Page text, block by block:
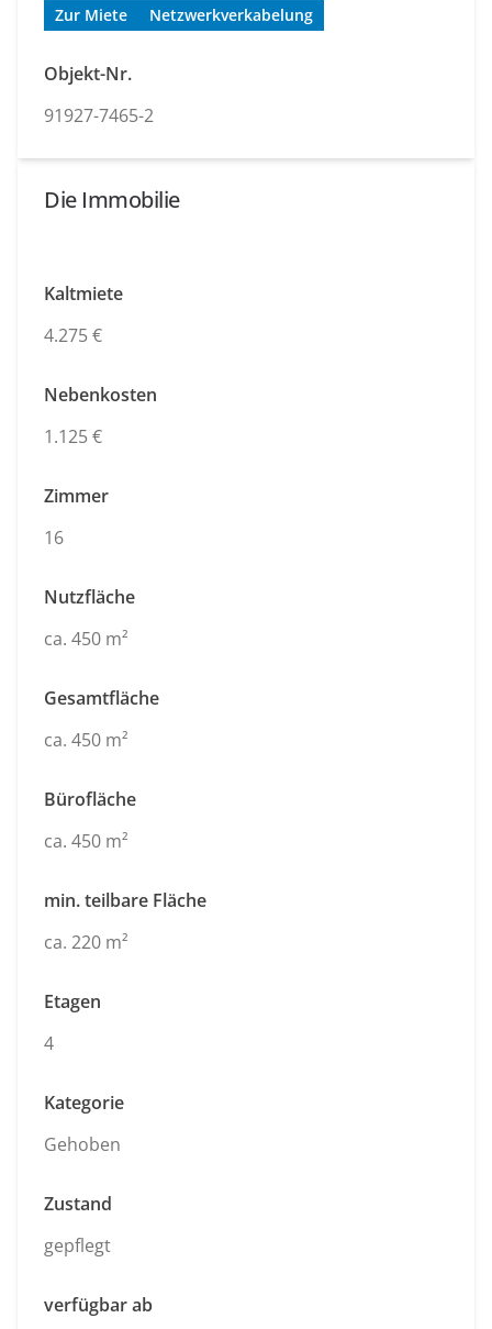
Zur Miete Netzwerkverkabelung
Objekt-Nr.
91927-7465-2
Die Immobilie
Kaltmiete
4.275 €
Nebenkosten
1.125 €
Zimmer
16
Nutzfläche
ca. 450 m²
Gesamtfläche
ca. 450 m²
Bürofläche
ca. 450 m²
min. teilbare Fläche
ca. 220 m²
Etagen
4
Kategorie
Gehoben
Zustand
gepflegt
verfügbar ab